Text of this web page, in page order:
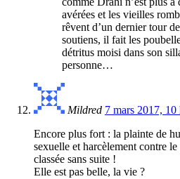
avérées et les vieilles
rêvent d’un dernier tour
soutiens, il fait les
détritus moisi dans son
personne…
Mildred 7 mars 2017, 10
Encore plus fort : la plainte de
sexuelle et harcèlement contre
classée sans suite !
Elle est pas belle, la vie ?